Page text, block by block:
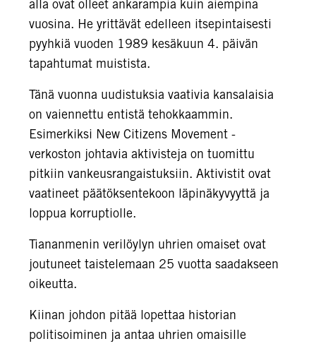
alla ovat olleet ankarampia kuin aiempina
vuosina. He yrittävät edelleen itsepintaisesti
pyyhkiä vuoden 1989 kesäkuun 4. päivän
tapahtumat muistista.
Tänä vuonna uudistuksia vaativia kansalaisia
on vaiennettu entistä tehokkaammin.
Esimerkiksi New Citizens Movement -
verkoston johtavia aktivisteja on tuomittu
pitkiin vankeusrangaistuksiin. Aktivistit ovat
vaatineet päätöksentekoon läpinäkyvyyttä ja
loppua korruptiolle.
Tiananmenin verilöylyn uhrien omaiset ovat
joutuneet taistelemaan 25 vuotta saadakseen
oikeutta.
Kiinan johdon pitää lopettaa historian
politisoiminen ja antaa uhrien omaisille